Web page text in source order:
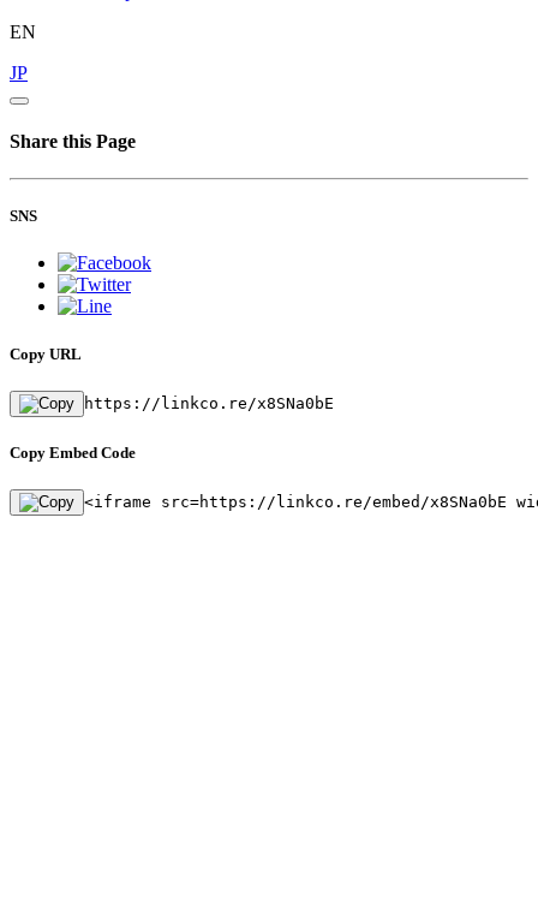
EN
JP
Share this Page
SNS
Copy URL
https://linkco.re/x8SNa0bE
Copy Embed Code
<iframe src=https://linkco.re/embed/x8SNa0bE